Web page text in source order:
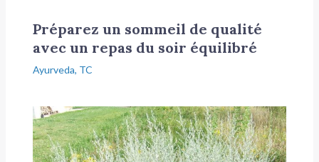
Préparez un sommeil de qualité
avec un repas du soir équilibré
Ayurveda, TC